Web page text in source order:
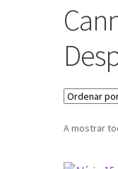
Como
Sobre nós
Marcas
A mostrar